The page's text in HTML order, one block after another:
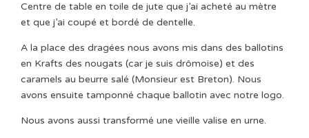
Centre de table en toile de jute que j’ai acheté au mètre
et que j’ai coupé et bordé de dentelle.
A la place des dragées nous avons mis dans des ballotins
en Krafts des nougats (car je suis drômoise) et des
caramels au beurre salé (Monsieur est Breton). Nous
avons ensuite tamponné chaque ballotin avec notre logo.
Nous avons aussi transformé une vieille valise en urne.